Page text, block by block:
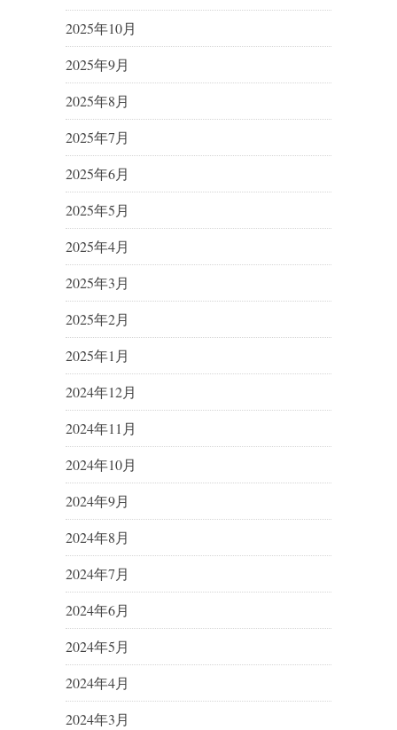
2025年10月
2025年9月
2025年8月
2025年7月
2025年6月
2025年5月
2025年4月
2025年3月
2025年2月
2025年1月
2024年12月
2024年11月
2024年10月
2024年9月
2024年8月
2024年7月
2024年6月
2024年5月
2024年4月
2024年3月